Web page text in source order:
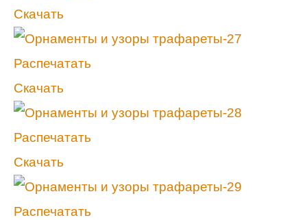
Скачать
Распечатать
Скачать
Распечатать
Скачать
Распечатать